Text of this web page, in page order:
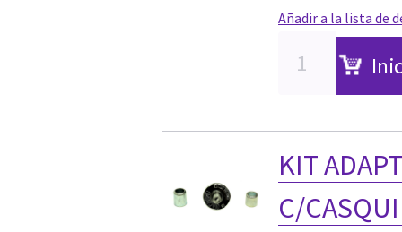
Añadir a la lista de
KIT
C/